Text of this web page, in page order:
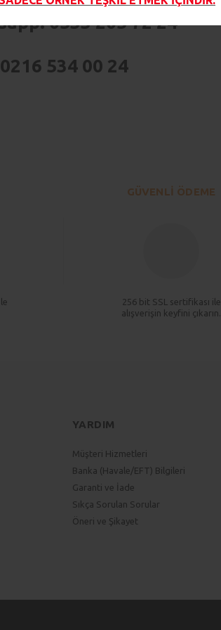
0533 205 72 24
0216 534 00 24
GÜVENLİ ÖDEME
256 bit SSL sertifikası ile
alışverişin keyfini çıkarın.
YARDIM
Müşteri Hizmetleri
Banka (Havale/EFT) Bilgileri
Garanti ve İade
Sıkça Sorulan Sorular
Öneri ve Şikayet